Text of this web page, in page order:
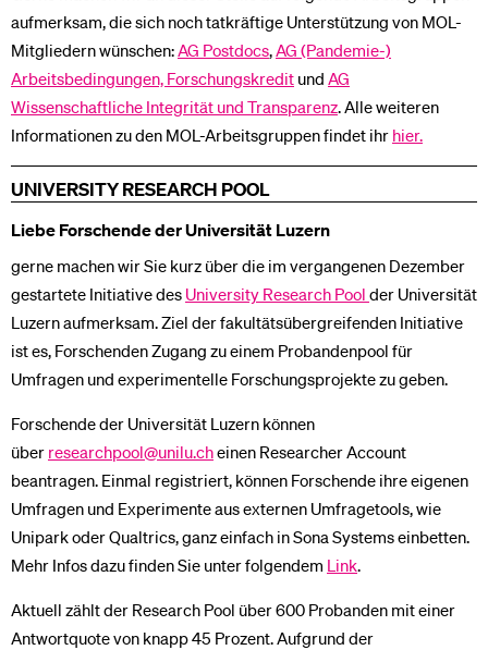
aufmerksam, die sich noch tatkräftige Unterstützung von MOL-
Mitgliedern wünschen:AG Postdocs,AG (Pandemie-)
Arbeitsbedingungen, Forschungskredit und AG
Wissenschaftliche Integrität und Transparenz​​​​​​​. Alle weiteren
Informationen zu den MOL-Arbeitsgruppen findet ihr hier.
UNIVERSITY RESEARCH POOL
Liebe Forschende der Universität Luzern
gerne machen wir Sie kurz über die im vergangenen Dezember
gestartete Initiative des University Research Pool der Universität
Luzern aufmerksam. Ziel der fakultätsübergreifenden Initiative
ist es, Forschenden Zugang zu einem Probandenpool für
Umfragen und experimentelle Forschungsprojekte zu geben.
Forschende der Universität Luzern können
über researchpool@unilu.cheinen Researcher Account
beantragen. Einmal registriert, können Forschende ihre eigenen
Umfragen und Experimente aus externen Umfragetools, wie
Unipark oder Qualtrics, ganz einfach in Sona Systems einbetten.
Mehr Infos dazu finden Sie unter folgendem Link.
Aktuell zählt der Research Pool über 600 Probanden mit einer
Antwortquote von knapp 45 Prozent. Aufgrund der